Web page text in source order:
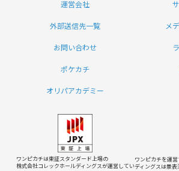
運営会社
外部送信先一覧 メ
お問い合わせ
ポケカチ
オリパアカデミー
ワンピカチは東証スタンダード上場の
株式会社コレックホールディングスが運営してい
ワンピカチを運
ディングスは景表